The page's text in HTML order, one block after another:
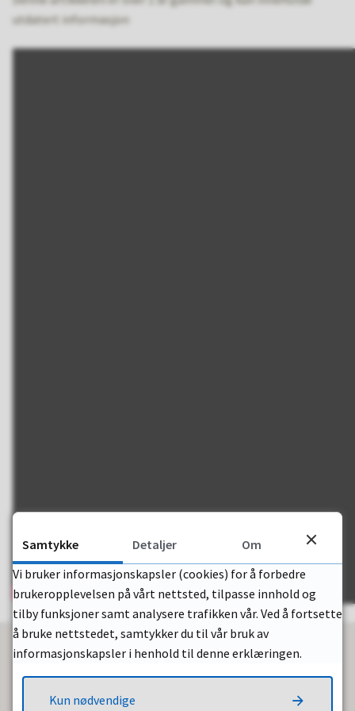
utdatert informasjon
Fant du det du lette etter?
Ja
Samtykke Detaljer
Om
Vi bruker informasjonskapsler (cookies) for å forbedre
brukeropplevelsen på vårt nettsted, tilpasse innhold og
tilby funksjoner samt analysere trafikken vår. Ved å fortsette
å bruke nettstedet, samtykker du til vår bruk av
informasjonskapsler i henhold til denne erklæringen.
Kun nødvendige